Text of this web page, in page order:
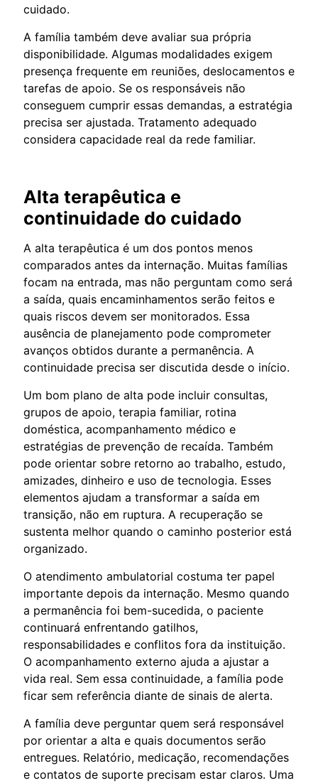
cuidado.
A família também deve avaliar sua própria
disponibilidade. Algumas modalidades exigem
presença frequente em reuniões, deslocamentos e
tarefas de apoio. Se os responsáveis não
conseguem cumprir essas demandas, a estratégia
precisa ser ajustada. Tratamento adequado
considera capacidade real da rede familiar.
Alta terapêutica e
continuidade do cuidado
A alta terapêutica é um dos pontos menos
comparados antes da internação. Muitas famílias
focam na entrada, mas não perguntam como será
a saída, quais encaminhamentos serão feitos e
quais riscos devem ser monitorados. Essa
ausência de planejamento pode comprometer
avanços obtidos durante a permanência. A
continuidade precisa ser discutida desde o início.
Um bom plano de alta pode incluir consultas,
grupos de apoio, terapia familiar, rotina
doméstica, acompanhamento médico e
estratégias de prevenção de recaída. Também
pode orientar sobre retorno ao trabalho, estudo,
amizades, dinheiro e uso de tecnologia. Esses
elementos ajudam a transformar a saída em
transição, não em ruptura. A recuperação se
sustenta melhor quando o caminho posterior está
organizado.
O atendimento ambulatorial costuma ter papel
importante depois da internação. Mesmo quando
a permanência foi bem-sucedida, o paciente
continuará enfrentando gatilhos,
responsabilidades e conflitos fora da instituição.
O acompanhamento externo ajuda a ajustar a
vida real. Sem essa continuidade, a família pode
ficar sem referência diante de sinais de alerta.
A família deve perguntar quem será responsável
por orientar a alta e quais documentos serão
entregues. Relatório, medicação, recomendações
e contatos de suporte precisam estar claros. Uma